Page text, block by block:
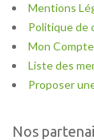
Mentions
Politique de
Mon Compte
Liste des
Proposer
Nos